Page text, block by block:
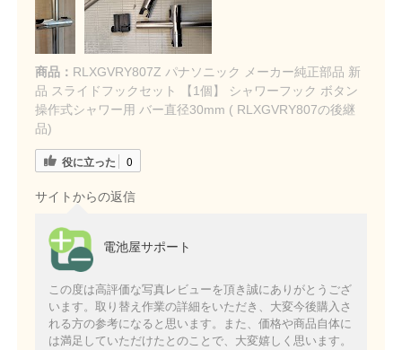
商品： RLXGVRY807Z パナソニック メーカー純正部品 新
品 スライドフックセット 【1個】 シャワーフック ボタン
操作式シャワー用 バー直径30mm ( RLXGVRY807の後継
品)
役に立った 0
サイトからの返信
電池屋サポート
この度は高評価な写真レビューを頂き誠にありがとうござ
います。取り替え作業の詳細をいただき、大変今後購入さ
れる方の参考になると思います。また、価格や商品自体に
は満足していただけたとのことで、大変嬉しく思います。